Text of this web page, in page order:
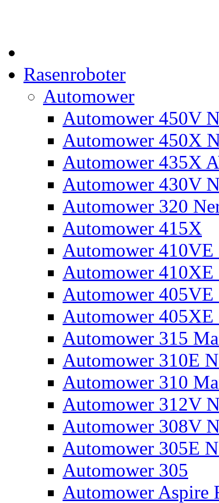
Rasenroboter
Automower
Automower 450V
Automower 450X
Automower 435X
Automower 430V
Automower 320
Automower 415X
Automower 410VE
Automower 410XE
Automower 405VE
Automower 405XE
Automower 315
Automower 310E
Automower 310
Automower 312V
Automower 308V
Automower 305E
Automower 305
Automower Aspire